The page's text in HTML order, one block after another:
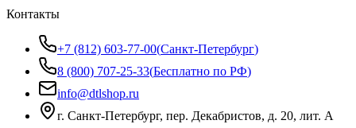
Контакты
+7 (812) 603-77-00(Санкт-Петербург)
8 (800) 707-25-33(Бесплатно по РФ)
info@dtlshop.ru
г. Санкт-Петербург, пер. Декабристов, д. 20, лит. А